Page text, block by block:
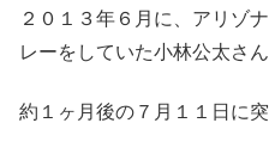
２０１３年６月に、アリゾ
レーをしていた小林公太さん
約１ヶ月後の７月１１日に